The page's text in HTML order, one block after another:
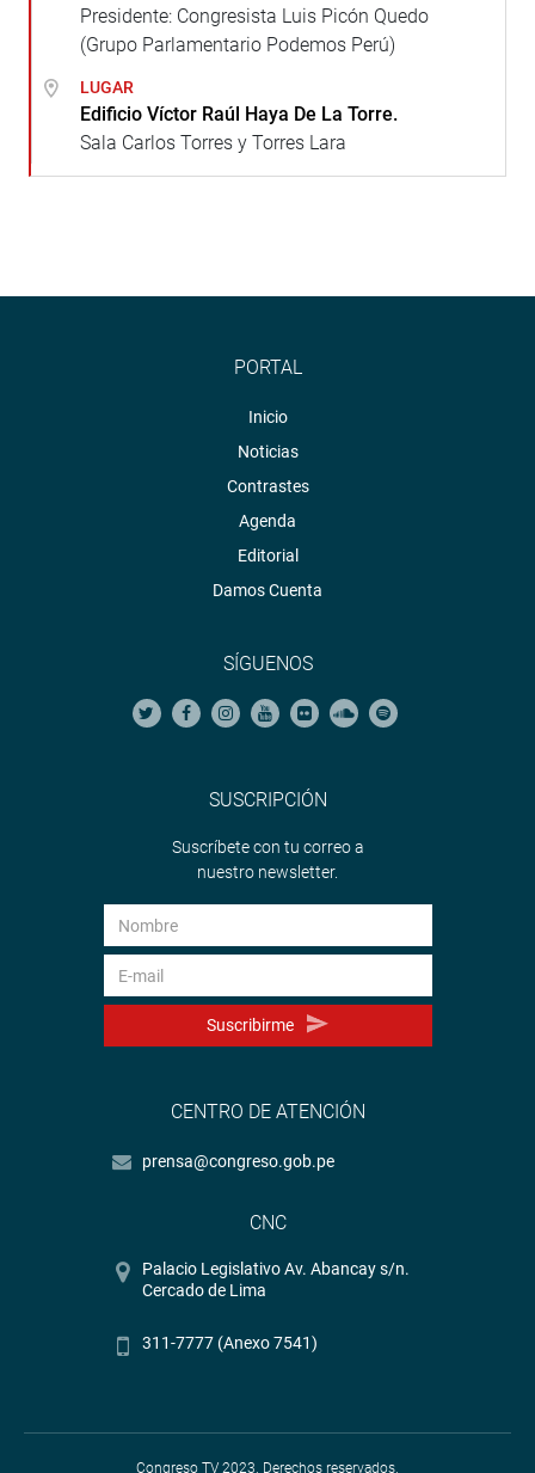
Presidente: Congresista Luis Picón Quedo
(Grupo Parlamentario Podemos Perú)
LUGAR
Edificio Víctor Raúl Haya De La Torre.
Sala Carlos Torres y Torres Lara
PORTAL
Inicio
Noticias
Contrastes
Agenda
Editorial
Damos Cuenta
SÍGUENOS
SUSCRIPCIÓN
Suscríbete con tu correo a
nuestro newsletter.
Suscribirme
CENTRO DE ATENCIÓN
prensa@congreso.gob.pe
CNC
Palacio Legislativo Av. Abancay s/n.
Cercado de Lima
311-7777 (Anexo 7541)
Congreso TV 2023. Derechos reservados.